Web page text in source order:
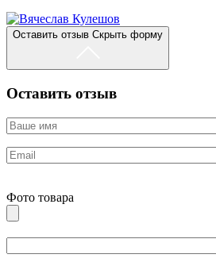
Оставить отзыв Скрыть форму
Оставить отзыв
Фото товара